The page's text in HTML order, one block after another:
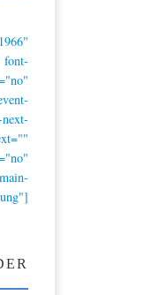
font-